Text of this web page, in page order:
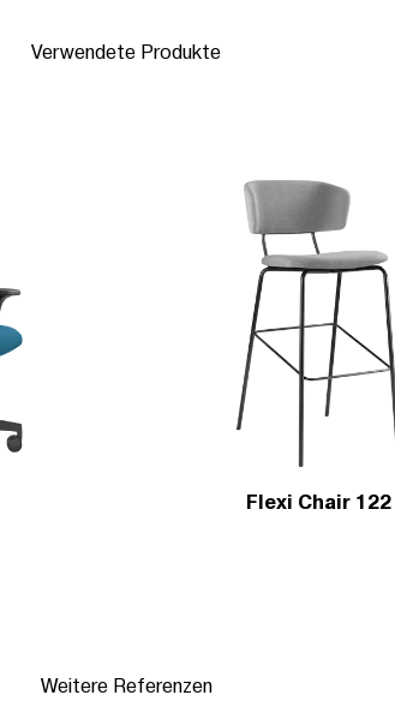
Verwendete Produkte
Flexi Chair 122
Weitere Referenzen